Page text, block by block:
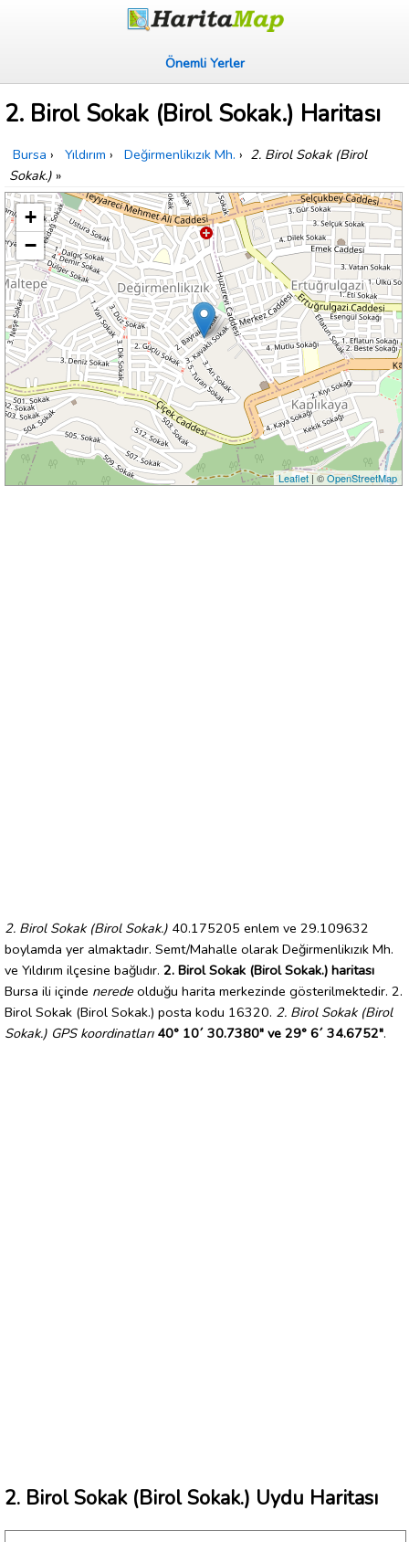
Önemli Yerler
2. Birol Sokak (Birol Sokak.) Haritası
Bursa › Yıldırım › Değirmenlikızık Mh. › 2. Birol Sokak (Birol
Sokak.) »
+
−
Leaflet| ©OpenStreetMap
2. Birol Sokak (Birol Sokak.) 40.175205 enlem ve 29.109632
boylamda yer almaktadır. Semt/Mahalle olarak Değirmenlikızık Mh.
ve Yıldırım ilçesine bağlıdır. 2. Birol Sokak (Birol Sokak.) haritası
Bursa ili içinde nerede olduğu harita merkezinde gösterilmektedir. 2.
Birol Sokak (Birol Sokak.) posta kodu 16320. 2. Birol Sokak (Birol
Sokak.) GPS koordinatları 40° 10´ 30.7380" ve 29° 6´ 34.6752".
2. Birol Sokak (Birol Sokak.) Uydu Haritası